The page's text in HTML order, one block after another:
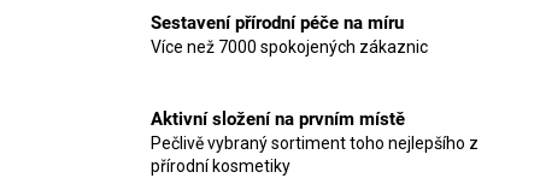
Sestavení přírodní péče na míru
Více než 7000 spokojených zákaznic
Aktivní složení na prvním místě
Pečlivě vybraný sortiment toho nejlepšího z
přírodní kosmetiky